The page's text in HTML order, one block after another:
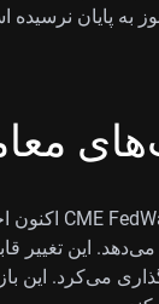
به پایان
نشان می‌دهد. این
می‌کرد. این